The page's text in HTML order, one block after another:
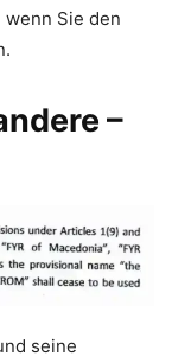
Sie den
–
seine